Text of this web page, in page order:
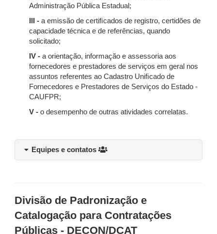
Administração Pública Estadual;
III -a emissão de certiﬁcados de registro, certidões de
capacidade técnica e de referências, quando
solicitado;
IV - a orientação, informação e assessoria aos
fornecedores e prestadores de serviços em geral nos
assuntos referentes ao Cadastro Uniﬁcado de
Fornecedores e Prestadores de Serviços do Estado -
CAUFPR;
V -o desempenho de outras atividades correlatas.
Equipes e contatos
Divisão de Padronização e
Catalogação para Contratações
Públicas - DECON/DCAT